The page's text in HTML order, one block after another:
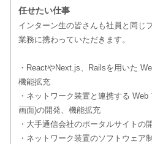
任せたい仕事
インターン生の皆さんも社員と同じ
業務に携わっていただきます。
・ReactやNext.js、Railsを用いた
機能拡充
・ネットワーク装置と連携する
画面)の開発、機能拡充
・大手通信会社のポータルサイトの
・ネットワーク装置のソフトウェア